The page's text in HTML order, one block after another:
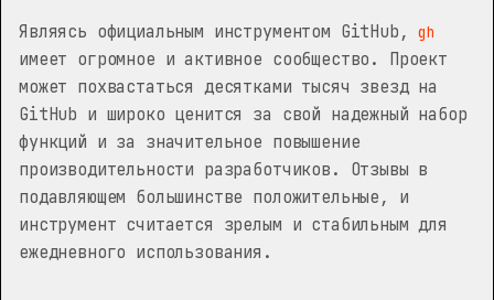
Являясь официальным инструментом GitHub,gh
имеет огромное и активное сообщество. Проект
может похвастаться десятками тысяч звезд на
GitHub и широко ценится за свой надежный набор
функций и за значительное повышение
производительности разработчиков. Отзывы в
подавляющем большинстве положительные, и
инструмент считается зрелым и стабильным для
ежедневного использования.